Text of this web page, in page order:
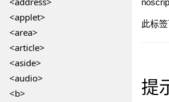
<applet>
<area>
<article>
<aside>
<audio>
<b>
此标
提